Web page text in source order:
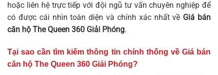
hoặc liên hệ trực tiếp với đội ngũ tư vấn chuyên nghiệp để
có được cái nhìn toàn diện và chính xác nhất về Giá bán
căn hộ The Queen 360 Giải Phóng.
Tại sao cần tìm kiếm thông tin chính thống về Giá bán
căn hộ The Queen 360 Giải Phóng?